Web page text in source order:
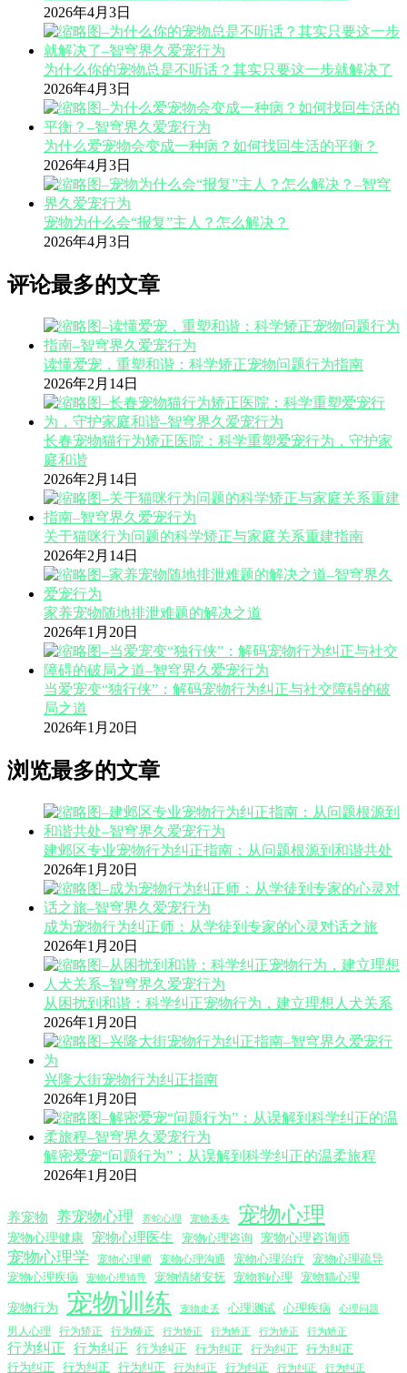
2026年4月3日
为什么你的宠物总是不听话？其实只要这一步就解决了
2026年4月3日
为什么爱宠物会变成一种病？如何找回生活的平衡？
2026年4月3日
宠物为什么会“报复”主人？怎么解决？
2026年4月3日
评论最多的文章
读懂爱宠，重塑和谐：科学矫正宠物问题行为指南
2026年2月14日
长春宠物猫行为矫正医院：科学重塑爱宠行为，守护家
庭和谐
2026年2月14日
关于猫咪行为问题的科学矫正与家庭关系重建指南
2026年2月14日
家养宠物随地排泄难题的解决之道
2026年1月20日
当爱宠变“独行侠”：解码宠物行为纠正与社交障碍的破
局之道
2026年1月20日
浏览最多的文章
建邺区专业宠物行为纠正指南：从问题根源到和谐共处
2026年1月20日
成为宠物行为纠正师：从学徒到专家的心灵对话之旅
2026年1月20日
从困扰到和谐：科学纠正宠物行为，建立理想人犬关系
2026年1月20日
兴隆大街宠物行为纠正指南
2026年1月20日
解密爱宠“问题行为”：从误解到科学纠正的温柔旅程
2026年1月20日
养宠物 养宠物心理 养蛇心理 宠物丢失 宠物心理
宠物心理健康 宠物心理医生 宠物心理咨询 宠物心理咨询师
宠物心理学 宠物心理师 宠物心理沟通 宠物心理治疗
宠物心理疏导
宠物心理疾病
宠物心理辅导 宠物情绪安抚 宠物狗心理 宠物猫心理
宠物行为 宠物训练 宠物走丢 心理测试 心理疾病 心理问题
男人心理 行为矫正 行为矫正 行为矫正 行为矫正 行为矫正 行为矫正
行为纠正 行为纠正 行为纠正 行为纠正 行为纠正
行为纠正
行为纠正
行为纠正 行为纠正 行为纠正 行为纠正 行为纠正 行为纠正